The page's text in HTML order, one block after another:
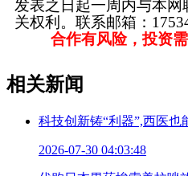
发表之日起一周内与本网
关权利。联系邮箱：
合作有风险，投资需
相关新闻
科技创新铸“利器”,西医也
2026-07-30 04:03:48